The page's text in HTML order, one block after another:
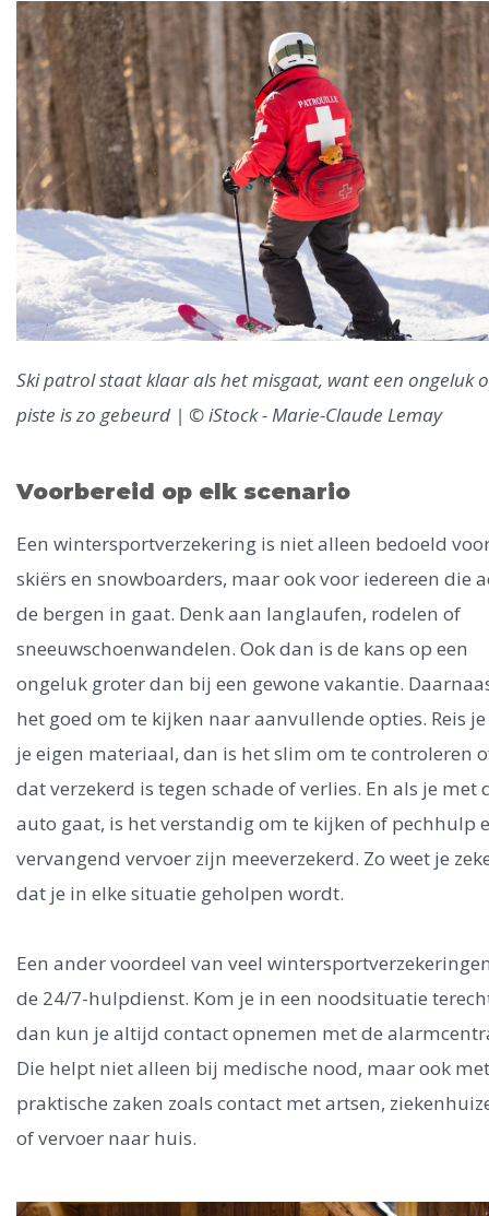
Ski patrol staat klaar als het misgaat, want een ongeluk
piste is zo gebeurd | © iStock - Marie-Claude Lemay
Voorbereid op elk scenario
Een wintersportverzekering is niet alleen bedoeld
skiërs en snowboarders, maar ook voor iedereen die
de bergen in gaat. Denk aan langlaufen, rodelen of
sneeuwschoenwandelen. Ook dan is de kans op een
ongeluk groter dan bij een gewone vakantie.
het goed om te kijken naar aanvullende opties. Reis
je eigen materiaal, dan is het slim om te controleren
dat verzekerd is tegen schade of verlies. En als je met
auto gaat, is het verstandig om te kijken of pechhulp
vervangend vervoer zijn meeverzekerd. Zo weet je
dat je in elke situatie geholpen wordt.
Een ander voordeel van veel
de 24/7-hulpdienst. Kom je in een noodsituatie
dan kun je altijd contact opnemen met de
Die helpt niet alleen bij medische nood, maar ook met
praktische zaken zoals contact met artsen,
of vervoer naar huis.